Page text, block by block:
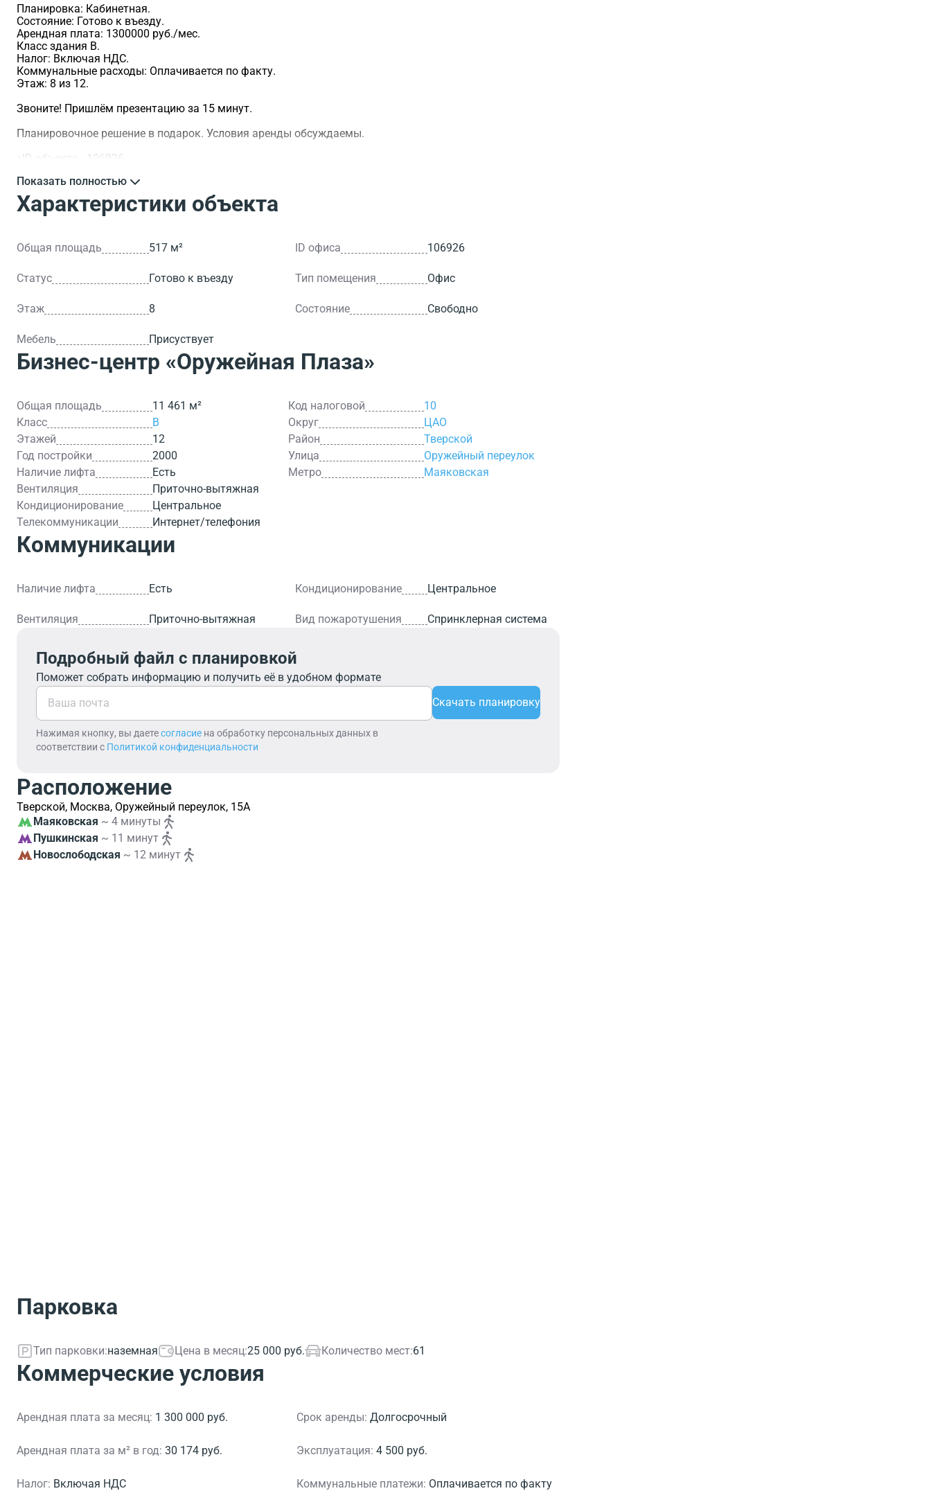
Планировка: Кабинетная.
Состояние: Готово к въезду.
Арендная плата: 1300000 руб./мес.
Класс здания B.
Налог: Включая НДС.
Коммунальные расходы: Оплачивается по факту.
Этаж: 8 из 12.
Звоните! Пришлём презентацию за 15 минут.
Планировочное решение в подарок. Условия аренды обсуждаемы.
>ID объекта - 106926.
Показать полностью
Характеристики объекта
Общая площадь 517 м² ID офиса 106926
Статус Готово к въезду Тип помещения Офис
Этаж 8 Состояние Свободно
Мебель Присуствует
Бизнес-центр «Оружейная Плаза»
Общая площадь
11 461 м²
Класс
B
Этажей
12
Год постройки
2000
Наличие лифта
Есть
Вентиляция
Приточно-вытяжная
Кондиционирование
Центральное
Телекоммуникации
Интернет/телефония
Код налоговой
10
Округ
ЦАО
Район
Тверской
Улица
Оружейный переулок
Метро
Маяковская
Коммуникации
Наличие лифта Есть Кондиционирование Центральное
Вентиляция Приточно-вытяжная Вид пожаротушения Спринклерная система
Подробный файл с планировкой
Поможет собрать информацию и получить её в удобном формате
Нажимая кнопку, вы даетесогласие на обработку персональных данных в
соответствии с Политикой конфиденциальности
Скачать планировку
Расположение
Тверской, Москва, Оружейный переулок, 15А
Маяковская ~ 4 минуты
Пушкинская ~ 11 минут
Новослободская ~ 12 минут
Парковка
Тип парковки:наземная Цена в месяц:25 000 руб. Количество мест:61
Коммерческие условия
Арендная плата за месяц: 1 300 000 руб. Срок аренды: Долгосрочный
Арендная плата за м² в год: 30 174 руб. Эксплуатация: 4 500 руб.
Налог: Включая НДС Коммунальные платежи: Оплачивается по факту